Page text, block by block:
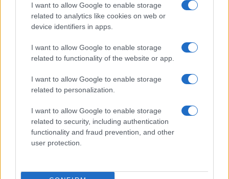
I want to allow Google to enable storage
related to analytics like cookies on web or
device identifiers in apps.
I want to allow Google to enable storage
related to functionality of the website or app.
I want to allow Google to enable storage
related to personalization.
I want to allow Google to enable storage
related to security, including authentication
functionality and fraud prevention, and other
user protection.
CSI Bergamo: Tra Corsi, Eventi e Protezione dei Dati
Personali
Francesca Lombardi · 29 Lug 2026